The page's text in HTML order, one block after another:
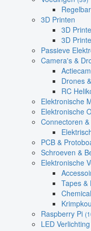
3D Printen
3D
3D
Passieve
Camera's &
Drones
RC
Elektronische
Elektronische
Connectoren
PCB &
Schroeven &
Elektronische
Tapes &
Raspberry Pi
LED Verlichting